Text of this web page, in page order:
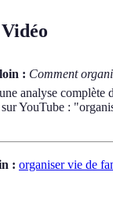
: Comment
analyse complète
YouTube :
: organiser vie de